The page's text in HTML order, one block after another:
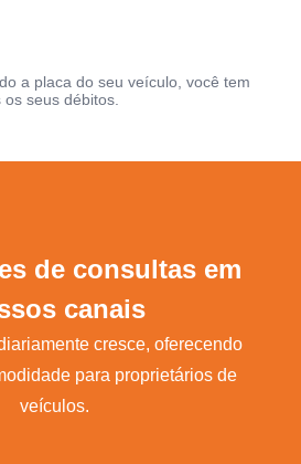
a placa do seu veículo, você tem
seus débitos.
de consultas em
canais
cresce, oferecendo
para proprietários de
veículos.